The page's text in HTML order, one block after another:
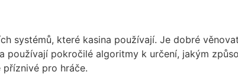
systémů, které kasina používají. Je dobré
používají pokročilé algoritmy k určení, jakým
pro hráče.